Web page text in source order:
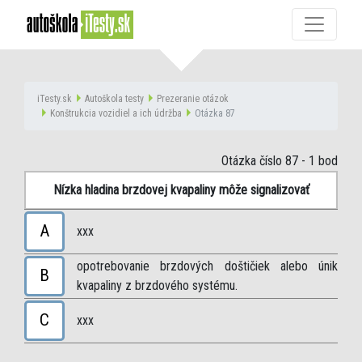
iTesty.sk Autoškola testy
Prezeranie otázok
Konštrukcia vozidiel a ich údržba
Otázka 87
Otázka číslo 87 - 1 bod
Nízka hladina brzdovej kvapaliny môže signalizovať
A xxx
B
opotrebovanie brzdových doštičiek alebo únik
kvapaliny z brzdového systému.
C xxx